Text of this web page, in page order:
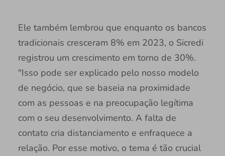
Ele também lembrou que enquanto os bancos
tradicionais cresceram 8% em 2023, o Sicredi
registrou um crescimento em torno de 30%.
"Isso pode ser explicado pelo nosso modelo
de negócio, que se baseia na proximidade
com as pessoas e na preocupação legítima
com o seu desenvolvimento. A falta de
contato cria distanciamento e enfraquece a
relação. Por esse motivo, o tema é tão crucial